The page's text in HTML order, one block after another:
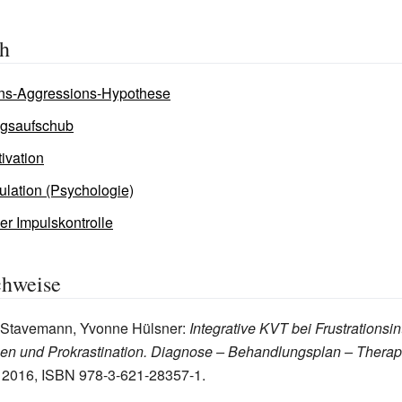
Aggressions-Hypothese
(Psychologie)
Impulskontrolle
Yvonne Hülsner: Integrative KVT bei
und Prokrastination. Diagnose – Behandlungsplan –
ISBN 978-3-621-28357-1.